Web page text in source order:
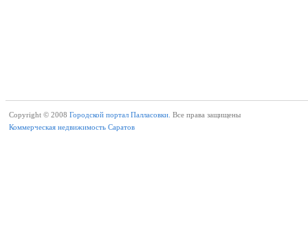
Copyright © 2008 Городской портал Палласовки. Все права защищены
Коммерческая недвижимость Саратов